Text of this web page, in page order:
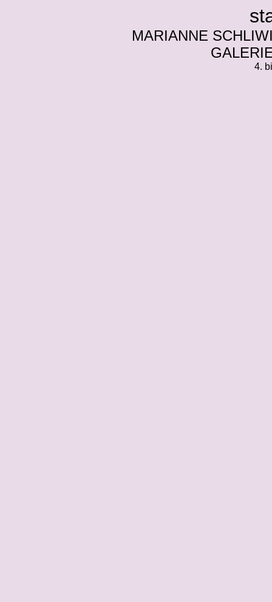
MARIANNE
4.